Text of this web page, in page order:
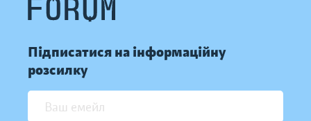
Підписатися на інформаційну
розсилку